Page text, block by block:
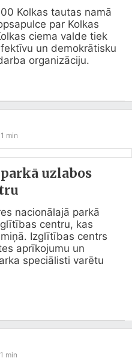
Kolkas tautas namā
par Kolkas
ciema valde tiek
un demokrātisku
organizāciju.
1 min
uzlabos
nacionālajā parkā
centru, kas
Izglītības centrs
aprīkojumu un
speciālisti varētu
1 min